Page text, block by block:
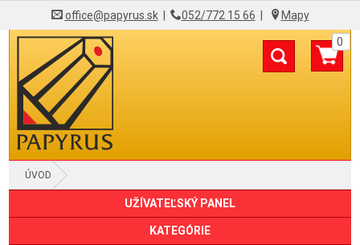
office@papyrus.sk| 052/772 15 66 Mapy
0
ÚVOD
UŽÍVATEĽSKÝ PANEL
KATEGÓRIE